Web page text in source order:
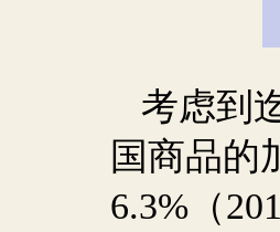
考虑到
国商品的
6.3% （